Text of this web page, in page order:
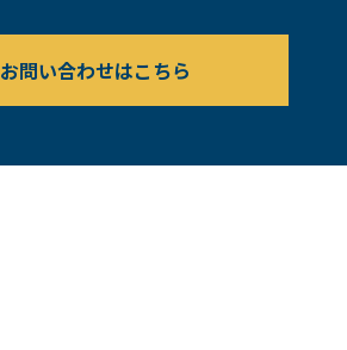
お問い合わせはこちら